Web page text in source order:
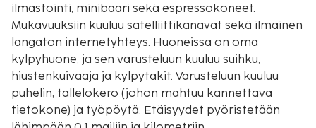
ilmastointi, minibaari sekä espressokoneet.
Mukavuuksiin kuuluu satelliittikanavat sekä ilmainen
langaton internetyhteys. Huoneissa on oma
kylpyhuone, ja sen varusteluun kuuluu suihku,
hiustenkuivaaja ja kylpytakit. Varusteluun kuuluu
puhelin, tallelokero (johon mahtuu kannettava
tietokone) ja työpöytä. Etäisyydet pyöristetään